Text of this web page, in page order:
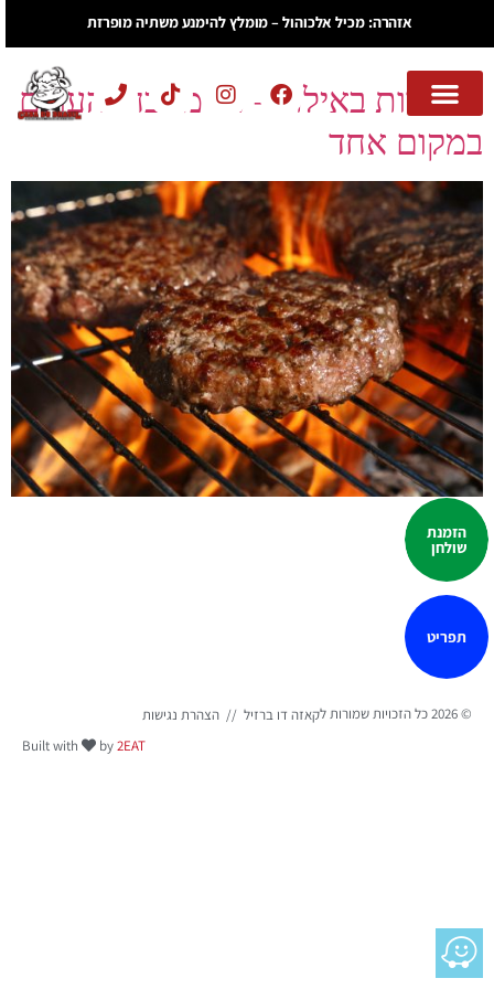
אזהרה: מכיל אלכוהול – מומלץ להימנע משתיה מופרזת
הזמנת
שולחן
תפריט
יום:14 בפברואר 2022
מסעדות באילת – כל מטבחי העולם
במקום אחד
אילת, העיר הדרומית ביותר במדינה היא גם בירת התיירות של ישראל
מאפשרת לכלל התיירים הפוקדים אותה, ליהנות מהיצע מרשים ומגוון של
מסעדות, כאשר מסעדות באילת מאפשרות לכם ליהנות מעולם קולינארי
עשיר הכולל בתוכו: מסעדות דרום אמריקאיות המתמחות בהגשת נתחי
קצבים מובחרים על האש, […]
© 2026 כל הזכויות שמורות ל קאזה דו ברזיל // הצהרת נגישות
Built with
by2EAT